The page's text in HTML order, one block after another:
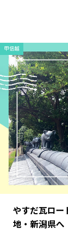
甲信越
やすだ瓦ロー
地・新潟県へ